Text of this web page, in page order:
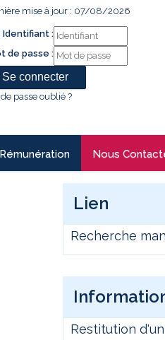
mise à jour : 07/08/2026
Identifiant :
de passe :
passe oublié ?
Rémunération Nous
Lien
Recherche
Restitution